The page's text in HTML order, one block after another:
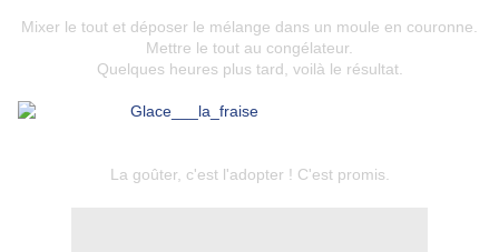
Mixer le tout et déposer le mélange dans un moule en couronne.
Mettre le tout au congélateur.
Quelques heures plus tard, voilà le résultat.
La goûter, c'est l'adopter ! C'est promis.